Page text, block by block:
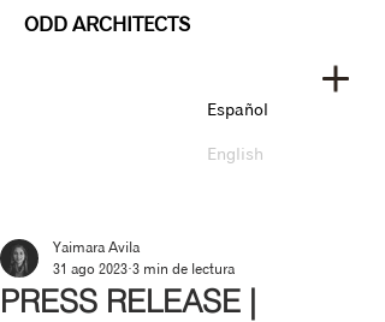
ODD ARCHITECTS
Español
English
PRESS RELEASE |
Yaimara Avila
31 ago 2023 3 min de lectura